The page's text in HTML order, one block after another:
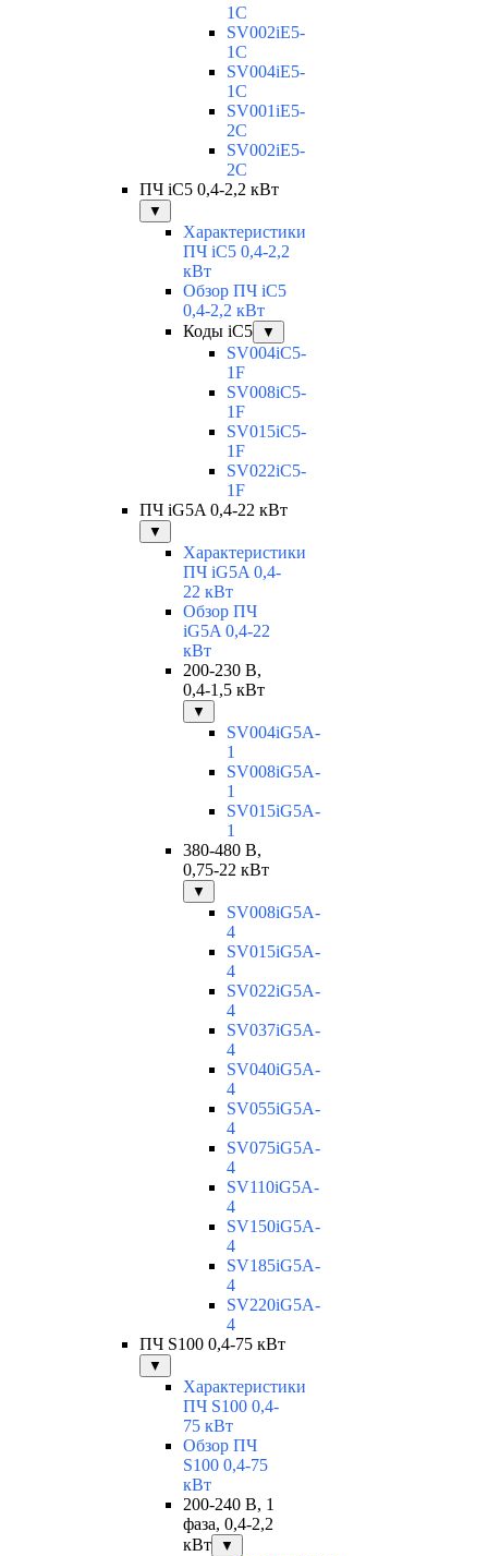
1C
SV002iE5-
1C
SV004iE5-
1C
SV001iE5-
2C
SV002iE5-
2C
ПЧ iC5 0,4-2,2 кВт
▼
Характеристики
ПЧ iC5 0,4-2,2
кВт
Обзор ПЧ iC5
0,4-2,2 кВт
Коды iC5
▼
SV004iC5-
1F
SV008iC5-
1F
SV015iC5-
1F
SV022iC5-
1F
ПЧ iG5A 0,4-22 кВт
▼
Характеристики
ПЧ iG5A 0,4-
22 кВт
Обзор ПЧ
iG5A 0,4-22
кВт
200-230 В,
0,4-1,5 кВт
▼
SV004iG5A-
1
SV008iG5A-
1
SV015iG5A-
1
380-480 В,
0,75-22 кВт
▼
SV008iG5A-
4
SV015iG5A-
4
SV022iG5A-
4
SV037iG5A-
4
SV040iG5A-
4
SV055iG5A-
4
SV075iG5A-
4
SV110iG5A-
4
SV150iG5A-
4
SV185iG5A-
4
SV220iG5A-
4
ПЧ S100 0,4-75 кВт
▼
Характеристики
ПЧ S100 0,4-
75 кВт
Обзор ПЧ
S100 0,4-75
кВт
200-240 В, 1
фаза, 0,4-2,2
кВт
▼